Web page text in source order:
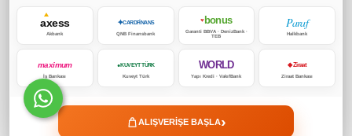
axess
Akbank
✦CARDFİNANS
QNB Finansbank
♥bonus
Garanti BBVA · DenizBank ·
TEB
Paraf
Halkbank
maximum
İş Bankası
● KUVEYT TÜRK
Kuveyt Türk
WORLD
Yapı Kredi · VakıfBank
◆ Ziraat
Ziraat Bankası
ALIŞVERİŞE BAŞLA›